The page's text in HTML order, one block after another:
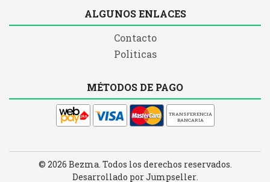
ALGUNOS ENLACES
Contacto
Politicas
MÉTODOS DE PAGO
TRANSFERENCIA
BANCARIA
© 2026 Bezma. Todos los derechos reservados.
Desarrollado por Jumpseller.